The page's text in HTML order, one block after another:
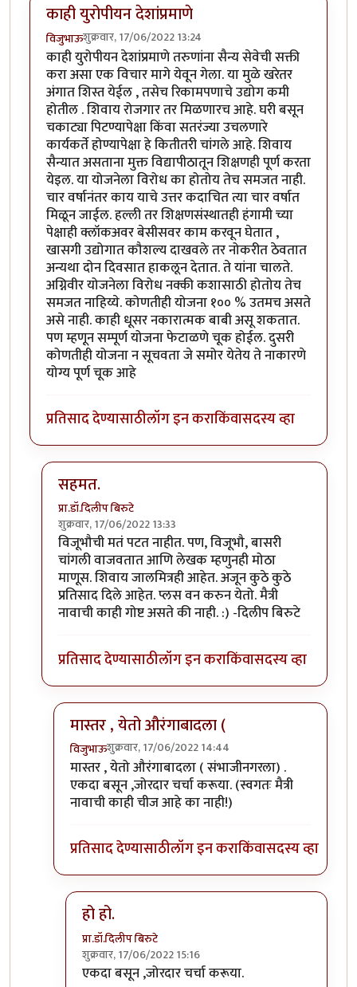
काही युरोपीयन देशांप्रमाणे
विजुभाऊशुक्रवार, 17/06/2022 13:24
काही युरोपीयन देशांप्रमाणे तरुणांना सैन्य सेवेची सक्ती
करा असा एक विचार मागे येवून गेला. या मुळे खरेतर
अंगात शिस्त येईल , तसेच रिकामपणाचे उद्योग कमी
होतील . शिवाय रोजगार तर मिळणारच आहे. घरी बसून
चकाट्या पिटण्यापेक्षा किंवा सतरंज्या उचलणारे
कार्यकर्ते होण्यापेक्षा हे कितीतरी चांगले आहे. शिवाय
सैन्यात असताना मुक्त विद्यापीठातून शिक्षणही पूर्ण करता
येइल. या योजनेला विरोध का होतोय तेच समजत नाही.
चार वर्षानंतर काय याचे उत्तर कदाचित त्या चार वर्षात
मिळून जाईल. हल्ली तर शिक्षणसंस्थातही हंगामी च्या
पेक्षाही क्लॉकअवर बेसीसवर काम करवून घेतात ,
खासगी उद्योगात कौशल्य दाखवले तर नोकरीत ठेवतात
अन्यथा दोन दिवसात हाकलून देतात. ते यांना चालते.
अग्निवीर योजनेला विरोध नक्की कशासाठी होतोय तेच
समजत नाहिय्ये. कोणतीही योजना १०० % उतमच असते
असे नाही. काही धूसर नकारात्मक बाबी असू शकतात.
पण म्हणून सम्पूर्ण योजना फेटाळणे चूक होईल. दुसरी
कोणतीही योजना न सूचवता जे समोर येतेय ते नाकारणे
योग्य पूर्ण चूक आहे
प्रतिसाद देण्यासाठीलॉग इन कराकिंवासदस्य व्हा
सहमत.
प्रा.डॉ.दिलीप बिरुटे
शुक्रवार, 17/06/2022 13:33
In reply toकाही युरोपीयन देशांप्रमाणेbyविजुभाऊ
विजूभौची मतं पटत नाहीत. पण, विजूभौ, बासरी
चांगली वाजवतात आणि लेखक म्हणुनही मोठा
माणूस. शिवाय जालमित्रही आहेत. अजून कुठे कुठे
प्रतिसाद दिले आहेत. प्लस वन करुन येतो. मैत्री
नावाची काही गोष्ट असते की नाही. :) -दिलीप बिरुटे
प्रतिसाद देण्यासाठीलॉग इन कराकिंवासदस्य व्हा
मास्तर , येतो औरंगाबादला (
विजुभाऊशुक्रवार, 17/06/2022 14:44
In reply toसहमत.byप्रा.डॉ.दिलीप बिरुटे
मास्तर , येतो औरंगाबादला ( संभाजीनगरला) .
एकदा बसून ,जोरदार चर्चा करूया. (स्वगतः मैत्री
नावाची काही चीज आहे का नाही!)
प्रतिसाद देण्यासाठीलॉग इन कराकिंवासदस्य व्हा
हो हो.
प्रा.डॉ.दिलीप बिरुटे
शुक्रवार, 17/06/2022 15:16
In reply toमास्तर , येतो औरंगाबादला (
एकदा बसून ,जोरदार चर्चा करूया.